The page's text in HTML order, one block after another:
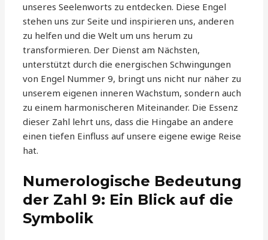
unseres Seelenworts zu entdecken. Diese Engel
stehen uns zur Seite und inspirieren uns, anderen
zu helfen und die Welt um uns herum zu
transformieren. Der Dienst am Nächsten,
unterstützt durch die energischen Schwingungen
von Engel Nummer 9, bringt uns nicht nur näher zu
unserem eigenen inneren Wachstum, sondern auch
zu einem harmonischeren Miteinander. Die Essenz
dieser Zahl lehrt uns, dass die Hingabe an andere
einen tiefen Einfluss auf unsere eigene ewige Reise
hat.
Numerologische Bedeutung
der Zahl 9: Ein Blick auf die
Symbolik